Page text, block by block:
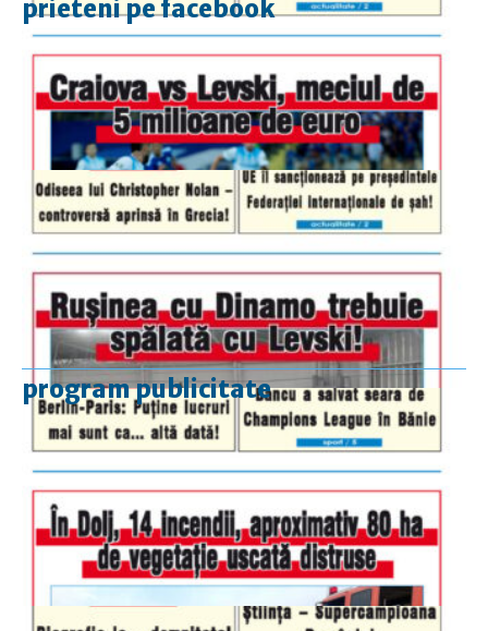
prieteni pe facebook
program publicitate
luni-vineri
9.00 - 17.00
duminică
9.00 - 12.00